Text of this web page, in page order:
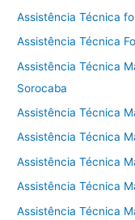
Assistência Técnica
Assistência Técnica
Assistência Técnica
Sorocaba
Assistência Técnica
Assistência Técnica
Assistência Técnica
Assistência Técnica
Assistência Técnica